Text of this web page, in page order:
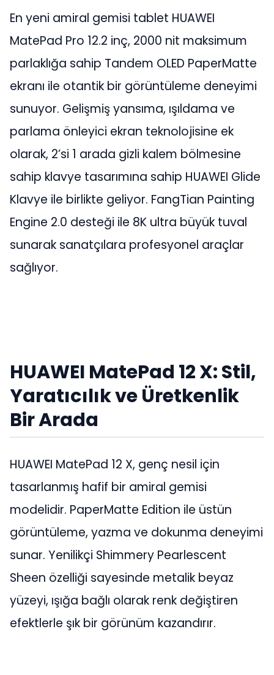
En yeni amiral gemisi tablet HUAWEI
MatePad Pro 12.2 inç, 2000 nit maksimum
parlaklığa sahip Tandem OLED PaperMatte
ekranı ile otantik bir görüntüleme deneyimi
sunuyor. Gelişmiş yansıma, ışıldama ve
parlama önleyici ekran teknolojisine ek
olarak, 2’si 1 arada gizli kalem bölmesine
sahip klavye tasarımına sahip HUAWEI Glide
Klavye ile birlikte geliyor. FangTian Painting
Engine 2.0 desteği ile 8K ultra büyük tuval
sunarak sanatçılara profesyonel araçlar
sağlıyor.
HUAWEI MatePad 12 X: Stil,
Yaratıcılık ve Üretkenlik
Bir Arada
HUAWEI MatePad 12 X, genç nesil için
tasarlanmış hafif bir amiral gemisi
modelidir. PaperMatte Edition ile üstün
görüntüleme, yazma ve dokunma deneyimi
sunar. Yenilikçi Shimmery Pearlescent
Sheen özelliği sayesinde metalik beyaz
yüzeyi, ışığa bağlı olarak renk değiştiren
efektlerle şık bir görünüm kazandırır.